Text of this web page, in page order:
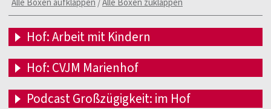
Alle Boxen aufklappen /Alle Boxen zuklappen
Hof: Arbeit mit Kindern
Hof: CVJM Marienhof
Podcast Großzügigkeit: im Hof